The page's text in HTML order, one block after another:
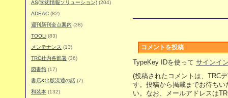
AS(学術情報ソリューション) (204)
ADEAC (82)
週刊新刊全点案内 (38)
TOOLi (83)
メンテナンス (13)
TRC社内各部署 (36)
図書館 (17)
書店&出版流通の話 (7)
和装本 (132)
コメントを投稿
TypeKey IDを使って サインイ
(投稿されたコメントは、TRC
す。投稿から掲載までお待ち
い。なお、メールアドレスは